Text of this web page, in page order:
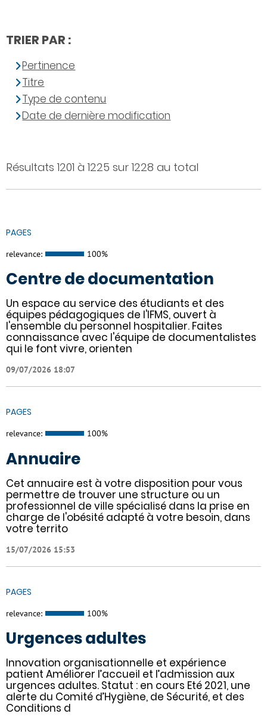
Résultats 1201 à 1225 sur 1228 au total
PAGES
relevance: 100%
Centre de documentation
Un espace au service des étudiants et des
équipes pédagogiques de l'IFMS, ouvert à
l'ensemble du personnel hospitalier. Faites
connaissance avec l'équipe de documentalistes
qui le font vivre, orienten
09/07/2026 18:07
PAGES
relevance: 100%
Annuaire
Cet annuaire est à votre disposition pour vous
permettre de trouver une structure ou un
professionnel de ville spécialisé dans la prise en
charge de l'obésité adapté à votre besoin, dans
votre territo
15/07/2026 15:53
PAGES
relevance: 100%
Urgences adultes
Innovation organisationnelle et expérience
patient Améliorer l’accueil et l’admission aux
urgences adultes. Statut : en cours Eté 2021, une
alerte du Comité d’Hygiène, de Sécurité, et des
Conditions d
TRIER PAR :
Pertinence
Titre
Type de contenu
Date de dernière modification